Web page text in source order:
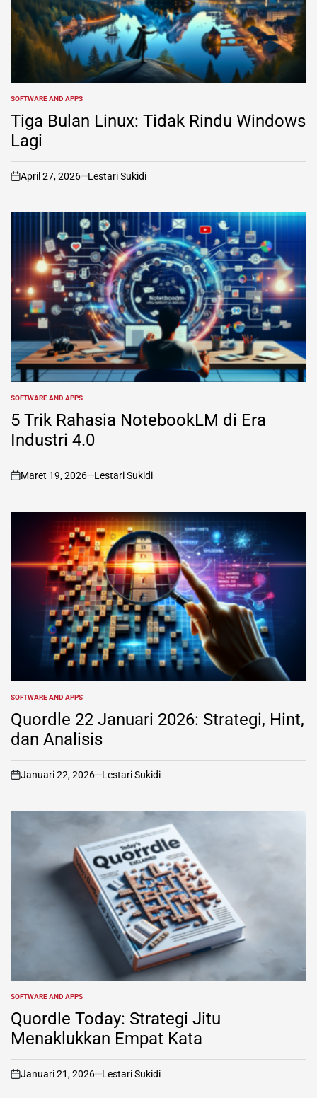
POSTED
IN
SOFTWARE AND APPS
Tiga Bulan Linux: Tidak Rindu Windows
Lagi
on
April 27, 2026 Lestari Sukidi
POSTED
IN
SOFTWARE AND APPS
5 Trik Rahasia NotebookLM di Era
Industri 4.0
on
Maret 19, 2026 Lestari Sukidi
POSTED
IN
SOFTWARE AND APPS
Quordle 22 Januari 2026: Strategi, Hint,
dan Analisis
on
Januari 22, 2026 Lestari Sukidi
POSTED
IN
SOFTWARE AND APPS
Quordle Today: Strategi Jitu
Menaklukkan Empat Kata
on
Januari 21, 2026 Lestari Sukidi